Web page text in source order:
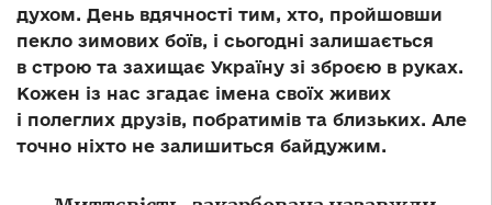
духом. День вдячності тим, хто, пройшовши
пекло зимових боїв, і сьогодні залишається
в строю та захищає Україну зі зброєю в руках.
Кожен із нас згадає імена своїх живих
і полеглих друзів, побратимів та близьких. Але
точно ніхто не залишиться байдужим.